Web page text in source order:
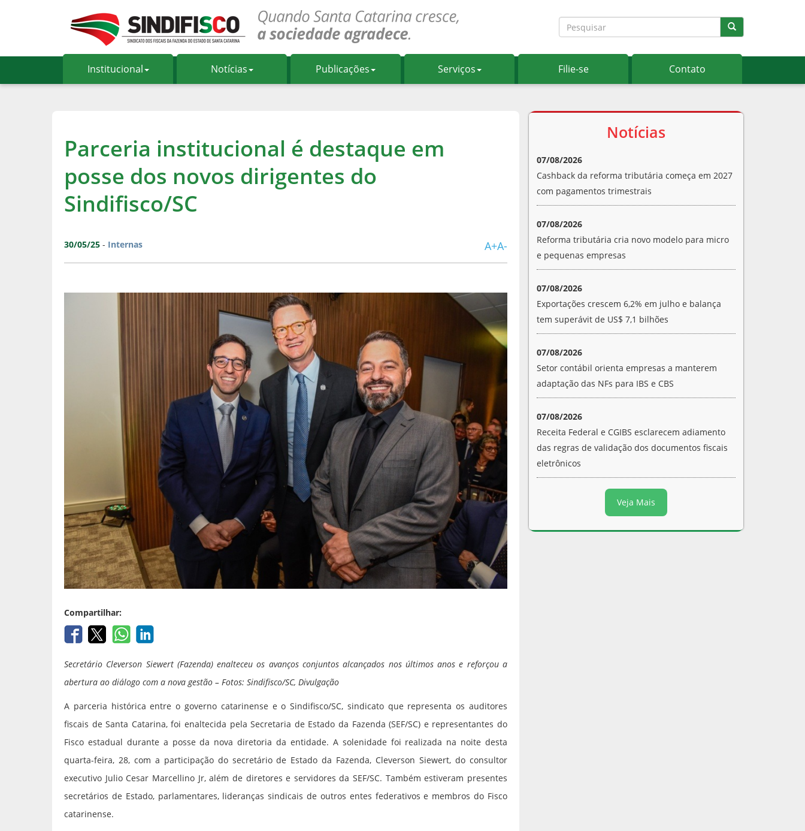
Institucional Notícias Publicações Serviços Filie-se Contato
Parceria institucional é destaque em
posse dos novos dirigentes do
Sindifisco/SC
30/05/25 - Internas A+A-
Compartilhar:
Secretário Cleverson Siewert (Fazenda) enalteceu os avanços conjuntos alcançados nos últimos anos e reforçou a
abertura ao diálogo com a nova gestão – Fotos: Sindifisco/SC, Divulgação
A parceria histórica entre o governo catarinense e o Sindifisco/SC, sindicato que representa os auditores
fiscais de Santa Catarina, foi enaltecida pela Secretaria de Estado da Fazenda (SEF/SC) e representantes do
Fisco estadual durante a posse da nova diretoria da entidade. A solenidade foi realizada na noite desta
quarta-feira, 28, com a participação do secretário de Estado da Fazenda, Cleverson Siewert, do consultor
executivo Julio Cesar Marcellino Jr, além de diretores e servidores da SEF/SC. Também estiveram presentes
secretários de Estado, parlamentares, lideranças sindicais de outros entes federativos e membros do Fisco
catarinense.
Notícias
07/08/2026
Cashback da reforma tributária começa em 2027
com pagamentos trimestrais
07/08/2026
Reforma tributária cria novo modelo para micro
e pequenas empresas
07/08/2026
Exportações crescem 6,2% em julho e balança
tem superávit de US$ 7,1 bilhões
07/08/2026
Setor contábil orienta empresas a manterem
adaptação das NFs para IBS e CBS
07/08/2026
Receita Federal e CGIBS esclarecem adiamento
das regras de validação dos documentos fiscais
eletrônicos
Veja Mais